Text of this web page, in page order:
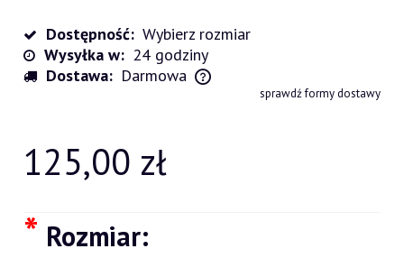
Dostępność: Wybierz rozmiar
Wysyłka w: 24 godziny
Dostawa: Darmowa
Cena nie zawiera ewentualnych kosztów płatnościsprawdź formy dostawy
125,00 zł
* Rozmiar: